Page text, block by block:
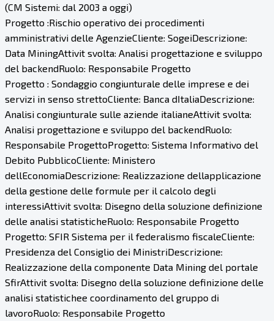
(CM Sistemi: dal 2003 a oggi)
Progetto :Rischio operativo dei procedimenti
amministrativi delle AgenzieCliente: SogeiDescrizione:
Data MiningAttivit svolta: Analisi progettazione e sviluppo
del backendRuolo: Responsabile Progetto
Progetto : Sondaggio congiunturale delle imprese e dei
servizi in senso strettoCliente: Banca dItaliaDescrizione:
Analisi congiunturale sulle aziende italianeAttivit svolta:
Analisi progettazione e sviluppo del backendRuolo:
Responsabile ProgettoProgetto: Sistema Informativo del
Debito PubblicoCliente: Ministero
dellEconomiaDescrizione: Realizzazione dellapplicazione
della gestione delle formule per il calcolo degli
interessiAttivit svolta: Disegno della soluzione definizione
delle analisi statisticheRuolo: Responsabile Progetto
Progetto: SFIR Sistema per il federalismo fiscaleCliente:
Presidenza del Consiglio dei MinistriDescrizione:
Realizzazione della componente Data Mining del portale
SfirAttivit svolta: Disegno della soluzione definizione delle
analisi statistichee coordinamento del gruppo di
lavoroRuolo: Responsabile Progetto